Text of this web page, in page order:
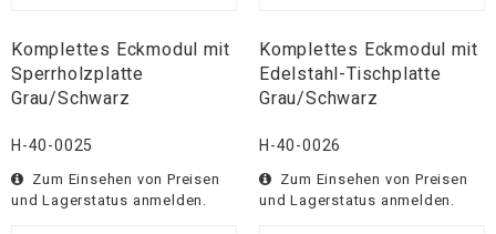
Komplettes Eckmodul mit
Sperrholzplatte
Grau/Schwarz
H-40-0025
Zum Einsehen von Preisen
und Lagerstatus anmelden.
Komplettes Eckmodul mit
Edelstahl-Tischplatte
Grau/Schwarz
H-40-0026
Zum Einsehen von Preisen
und Lagerstatus anmelden.